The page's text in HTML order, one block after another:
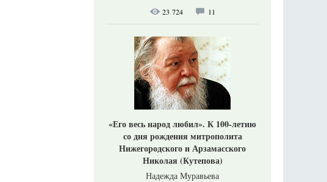
23 724 11
«Его весь народ любил». К 100-летию
со дня рождения митрополита
Нижегородского и Арзамасского
Николая (Кутепова)
Надежда Муравьева